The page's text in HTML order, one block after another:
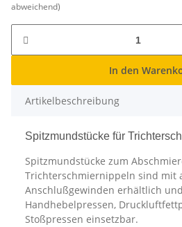
abweichend)
In den
Artikelbeschreibung
Spitzmundstücke für
Spitzmundstücke zum
Trichterschmiernippeln sind mit
Anschlußgewinden erhältlich
Handhebelpressen,
Stoßpressen einsetzbar.